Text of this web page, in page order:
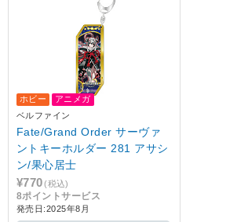
ホビー
アニメガ
ベルファイン
Fate/Grand Order サーヴァ
ントキーホルダー 281 アサシ
ン/果心居士
¥770 (税込)
8ポイントサービス
発売日:2025年8月